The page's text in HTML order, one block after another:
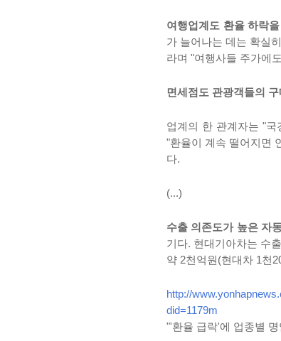
여행업계도 환율 하락
가 늘어나는 데는 확실
라며 "여행사들 주가에
면세점도 관광객들의
업계의 한 관계자는 "
"환율이 계속 떨어지면
다.
(...)
수출 의존도가 높은 자
기다. 현대기아차는 수
약 2천억원(현대차 1천
http://
did=1179m
"'환율 급락'에 업종별